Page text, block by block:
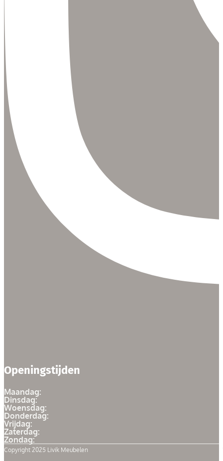
Openingstijden
Maandag:
Dinsdag:
Woensdag:
Donderdag:
Vrijdag:
Zaterdag:
Zondag:
Copyright 2025 Livik Meubelen